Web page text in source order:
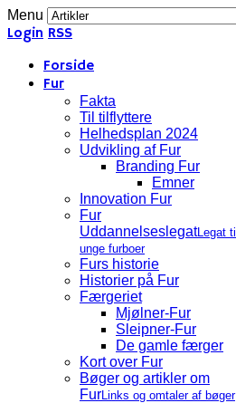
Menu
Login RSS
Forside
Fur
Fakta
Til tilflyttere
Helhedsplan 2024
Udvikling af Fur
Branding Fur
Emner
Innovation Fur
Fur
UddannelseslegatLegat til
unge furboer
Furs historie
Historier på Fur
Færgeriet
Mjølner-Fur
Sleipner-Fur
De gamle færger
Kort over Fur
Bøger og artikler om
FurLinks og omtaler af bøger